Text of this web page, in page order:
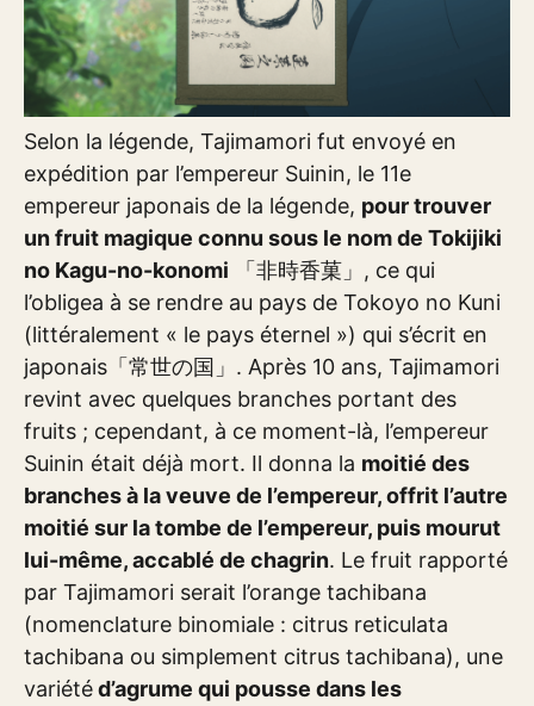
Selon la légende, Tajimamori fut envoyé en
expédition par l’empereur Suinin, le 11e
empereur japonais de la légende, pour trouver
un fruit magique connu sous le nom de Tokijiki
no Kagu-no-konomi 「非時香菓」, ce qui
l’obligea à se rendre au pays de Tokoyo no Kuni
(littéralement « le pays éternel ») qui s’écrit en
japonais「常世の国」. Après 10 ans, Tajimamori
revint avec quelques branches portant des
fruits ; cependant, à ce moment-là, l’empereur
Suinin était déjà mort. Il donna la moitié des
branches à la veuve de l’empereur, offrit l’autre
moitié sur la tombe de l’empereur, puis mourut
lui-même, accablé de chagrin. Le fruit rapporté
par Tajimamori serait l’orange tachibana
(nomenclature binomiale : citrus reticulata
tachibana ou simplement citrus tachibana), une
variétéd’agrume qui pousse dans les